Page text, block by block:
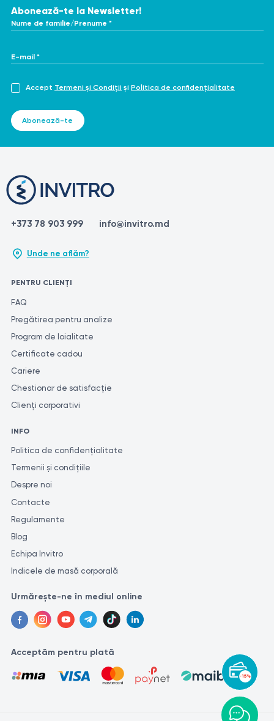
-15%
Abonează-te la Newsletter!
Nume de familie/Prenume *
E-mail *
Accept Termeni și Condiții și Politica de confidențialitate
Abonează-te
+373 78 903 999 info@invitro.md
Unde ne aflăm?
PENTRU CLIENȚI
FAQ
Pregătirea pentru analize
Program de loialitate
Certificate cadou
Cariere
Chestionar de satisfacție
Clienți corporativi
INFO
Politica de confidențialitate
Termenii și condițiile
Despre noi
Contacte
Regulamente
Blog
Echipa Invitro
Indicele de masă corporală
Urmărește-ne în mediul online
Acceptăm pentru plată